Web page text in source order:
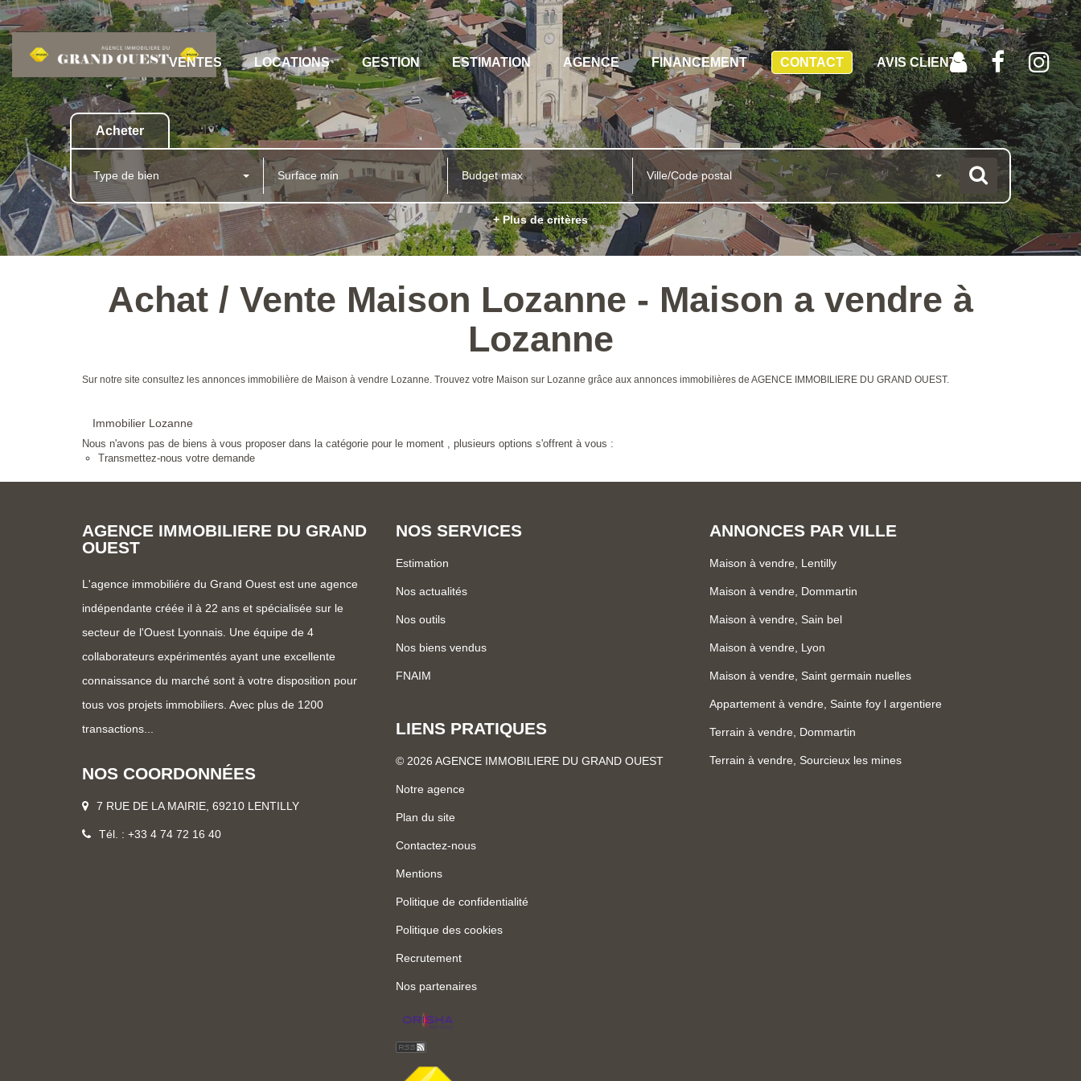
VENTES LOCATIONS GESTION ESTIMATION AGENCE FINANCEMENT CONTACT AVIS CLIENTS
Acheter
Type de bien Ville/Code postal
+ Plus de critères
Achat / Vente Maison Lozanne - Maison a vendre à
Lozanne
Sur notre site consultez les annonces immobilière de Maison à vendre Lozanne. Trouvez votre Maison sur Lozanne grâce aux annonces immobilières de AGENCE IMMOBILIERE DU GRAND OUEST.
Immobilier Lozanne
Nous n'avons pas de biens à vous proposer dans la catégorie pour le moment , plusieurs options s'offrent à vous :
Transmettez-nous votre demande
AGENCE IMMOBILIERE DU GRAND
OUEST
L'agence immobiliére du Grand Ouest est une agence
indépendante créée il à 22 ans et spécialisée sur le
secteur de l'Ouest Lyonnais. Une équipe de 4
collaborateurs expérimentés ayant une excellente
connaissance du marché sont à votre disposition pour
tous vos projets immobiliers. Avec plus de 1200
transactions...
NOS COORDONNÉES
7 RUE DE LA MAIRIE, 69210 LENTILLY
Tél. : +33 4 74 72 16 40
NOS SERVICES
Estimation
Nos actualités
Nos outils
Nos biens vendus
FNAIM
LIENS PRATIQUES
© 2026 AGENCE IMMOBILIERE DU GRAND OUEST
Notre agence
Plan du site
Contactez-nous
Mentions
Politique de confidentialité
Politique des cookies
Recrutement
Nos partenaires
ANNONCES PAR VILLE
Maison à vendre, Lentilly
Maison à vendre, Dommartin
Maison à vendre, Sain bel
Maison à vendre, Lyon
Maison à vendre, Saint germain nuelles
Appartement à vendre, Sainte foy l argentiere
Terrain à vendre, Dommartin
Terrain à vendre, Sourcieux les mines